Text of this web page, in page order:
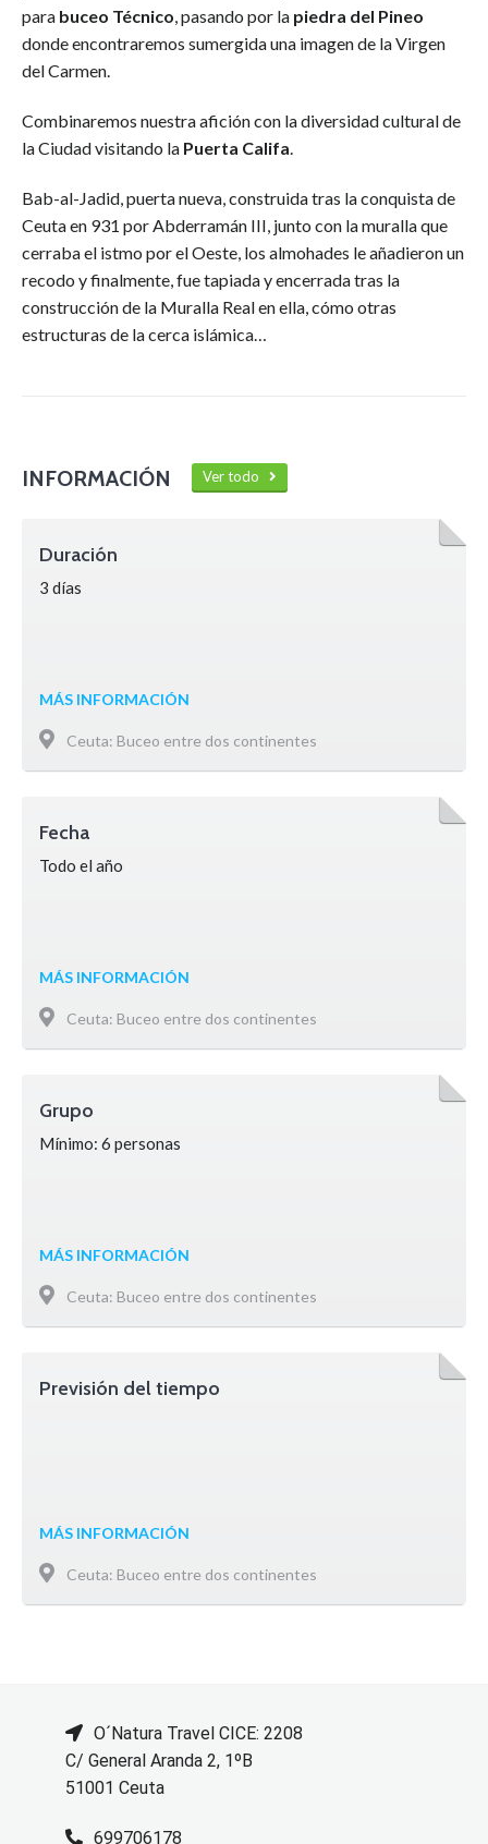
para buceo Técnico, pasando por la piedra del Pineo
donde encontraremos sumergida una imagen de la Virgen
del Carmen.
Combinaremos nuestra afición con la diversidad cultural de
la Ciudad visitando la Puerta Califa
Bab-al-Jadid, puerta nueva, construida tras la conquista de
Ceuta en 931 por Abderramán III, junto con la muralla que
cerraba el istmo por el Oeste, los almohades le añadieron un
recodo y finalmente, fue tapiada y encerrada tras la
construcción de la Muralla Real en ella, cómo otras
estructuras de la cerca islámica…
INFORMACIÓN Ver todo
Duración
3 días
MÁS INFORMACIÓN
Ceuta: Buceo entre dos continentes
Fecha
Todo el año
MÁS INFORMACIÓN
Ceuta: Buceo entre dos continentes
Grupo
Mínimo: 6 personas
MÁS INFORMACIÓN
Ceuta: Buceo entre dos continentes
Previsión del tiempo
MÁS INFORMACIÓN
Ceuta: Buceo entre dos continentes
O´Natura Travel CICE: 2208
C/ General Aranda 2, 1ºB
51001 Ceuta
699706178